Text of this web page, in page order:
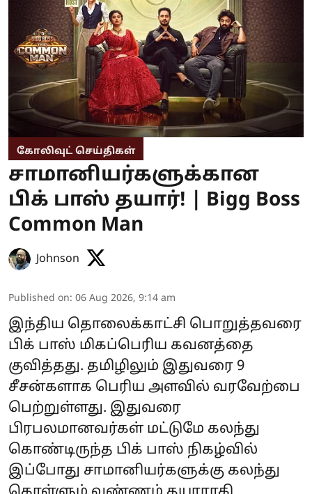
கோலிவுட் செய்திகள்
சாமானியர்களுக்கான
பிக் பாஸ் தயார்! | Bigg Boss
Common Man
Johnson
Published on: 06 Aug 2026, 9:14 am
இந்திய தொலைக்காட்சி பொறுத்தவரை
பிக் பாஸ் மிகப்பெரிய கவனத்தை
குவித்தது. தமிழிலும் இதுவரை 9
சீசன்களாக பெரிய அளவில் வரவேற்பை
பெற்றுள்ளது. இதுவரை
பிரபலமானவர்கள் மட்டுமே கலந்து
கொண்டிருந்த பிக் பாஸ் நிகழ்வில்
இப்போது சாமானியர்களுக்கு கலந்து